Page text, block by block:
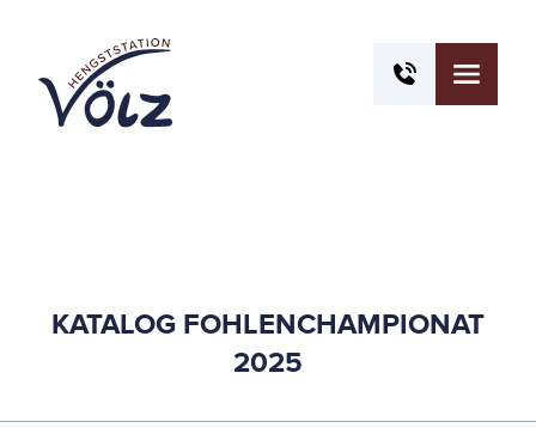
KATALOG FOHLENCHAMPIONAT
2025